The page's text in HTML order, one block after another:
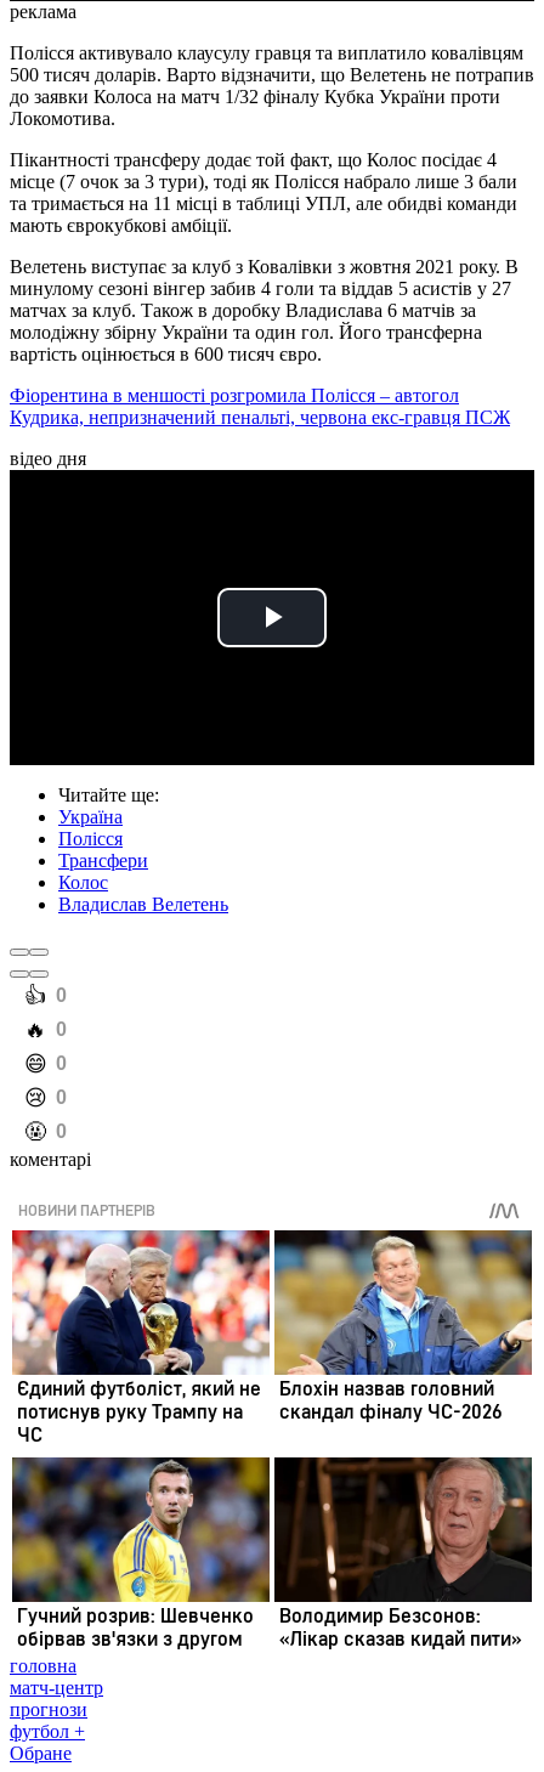
реклама
Полісся активувало клаусулу гравця та виплатило ковалівцям
500 тисяч доларів. Варто відзначити, що Велетень не потрапив
до заявки Колоса на матч 1/32 фіналу Кубка України проти
Локомотива.
Пікантності трансферу додає той факт, що Колос посідає 4
місце (7 очок за 3 тури), тоді як Полісся набрало лише 3 бали
та тримається на 11 місці в таблиці УПЛ, але обидві команди
мають єврокубкові амбіції.
Велетень виступає за клуб з Ковалівки з жовтня 2021 року. В
минулому сезоні вінгер забив 4 голи та віддав 5 асистів у 27
матчах за клуб. Також в доробку Владислава 6 матчів за
молодіжну збірну України та один гол. Його трансферна
вартість оцінюється в 600 тисяч євро.
Фіорентина в меншості розгромила Полісся – автогол
Кудрика, непризначений пенальті, червона екс-гравця ПСЖ
відео дня
Play
Читайте ще:
Україна
Полісся
Трансфери
Колос
Владислав Велетень
️👍 0
️🔥 0
️😄 0
️😢 0
️🤬 0
коментарі
головна
матч-центр
прогнози
футбол +
Обране